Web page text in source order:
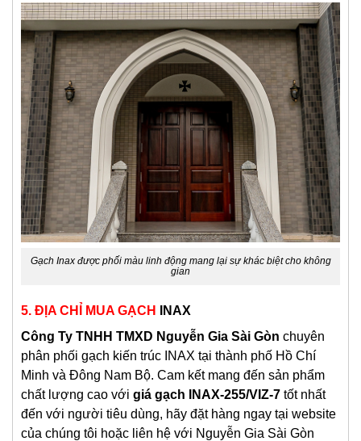
Gạch Inax được phối màu linh động mang lại sự khác biệt cho không
gian
5. ĐỊA CHỈ MUA GẠCH
INAX
Công Ty TNHH TMXD Nguyễn Gia Sài Gòn chuyên
phân phối gạch kiến trúc INAX tại thành phố Hồ Chí
Minh và Đông Nam Bộ. Cam kết mang đến sản phẩm
chất lượng cao với giá gạch INAX-255/VIZ-7 tốt nhất
đến với người tiêu dùng, hãy đặt hàng ngay tại website
của chúng tôi hoặc liên hệ với Nguyễn Gia Sài Gòn